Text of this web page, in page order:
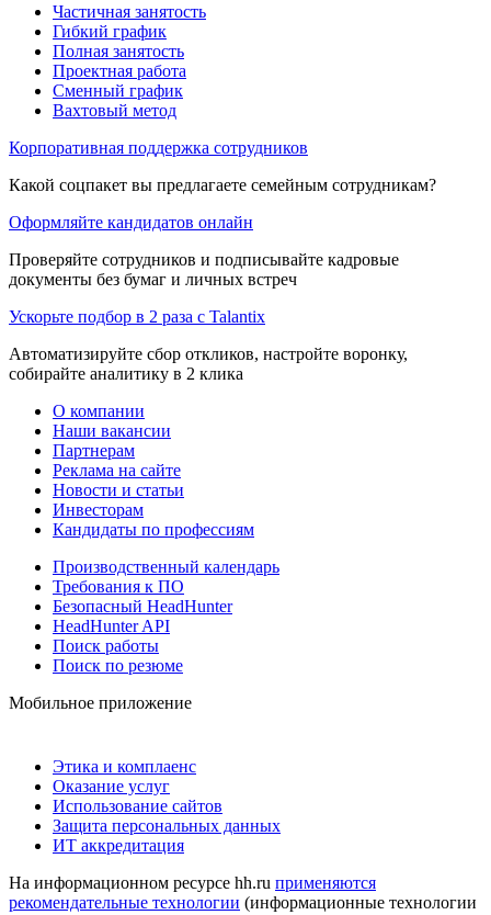
Частичная занятость
Гибкий график
Полная занятость
Проектная работа
Сменный график
Вахтовый метод
Корпоративная поддержка сотрудников
Какой соцпакет вы предлагаете семейным сотрудникам?
Оформляйте кандидатов онлайн
Проверяйте сотрудников и подписывайте кадровые
документы без бумаг и личных встреч
Ускорьте подбор в 2 раза с Talantix
Автоматизируйте сбор откликов, настройте воронку,
собирайте аналитику в 2 клика
О компании
Наши вакансии
Партнерам
Реклама на сайте
Новости и статьи
Инвесторам
Кандидаты по профессиям
Производственный календарь
Требования к ПО
Безопасный HeadHunter
HeadHunter API
Поиск работы
Поиск по резюме
Мобильное приложение
Этика и комплаенс
Оказание услуг
Использование сайтов
Защита персональных данных
ИТ аккредитация
На информационном ресурсе hh.ru применяются
рекомендательные технологии (информационные технологии